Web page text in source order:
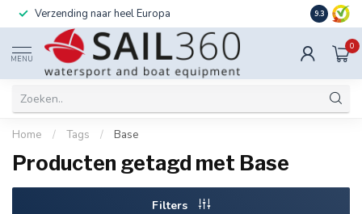
Verzending naar heel Europa Ook
9.3
MENU
0
Home / Tags / Base
Producten getagd met Base
Filters